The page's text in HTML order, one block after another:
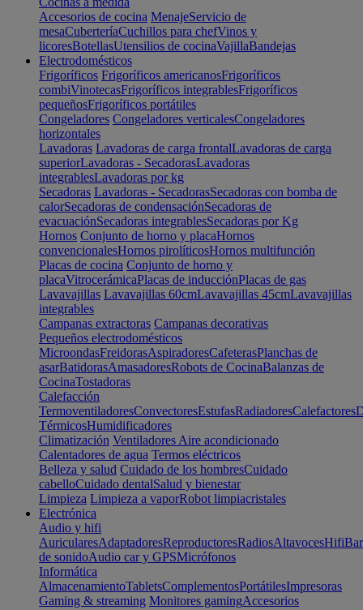
Accesorios de cocina MenajeServicio de
mesaCuberteríaCuchillos para chefVinos y
licoresBotellasUtensilios de cocinaVajillaBandejas
Electrodomésticos
Frigoríficos Frigoríficos americanosFrigoríficos
combiVinotecasFrigoríficos integrablesFrigoríficos
pequeñosFrigoríficos portátiles
Congeladores Congeladores verticalesCongeladores
horizontales
Lavadoras Lavadoras de carga frontalLavadoras de carga
superiorLavadoras - SecadorasLavadoras
integrablesLavadoras por kg
Secadoras Lavadoras - SecadorasSecadoras con bomba de
calorSecadoras de condensaciónSecadoras de
evacuaciónSecadoras integrablesSecadoras por Kg
Hornos Conjunto de horno y placaHornos
convencionalesHornos pirolíticosHornos multifunción
Placas de cocina Conjunto de horno y
placaVitrocerámicaPlacas de inducciónPlacas de gas
Lavavajillas Lavavajillas 60cmLavavajillas 45cmLavavajillas
integrables
Campanas extractoras Campanas decorativas
Pequeños electrodomésticos
MicroondasFreidorasAspiradoresCafeterasPlanchas de
asarBatidorasAmasadoresRobots de CocinaBalanzas de
CocinaTostadoras
Calefacción
TermoventiladoresConvectoresEstufasRadiadoresCalefactores
TérmicosHumidificadores
Climatización Ventiladores Aire acondicionado
Calentadores de agua Termos eléctricos
Belleza y salud Cuidado de los hombresCuidado
cabelloCuidado dentalSalud y bienestar
Limpieza Limpieza a vaporRobot limpiacristales
Electrónica
Audio y hifi
AuricularesAdaptadoresReproductoresRadiosAltavocesHifi
de sonidoAudio car y GPSMicrófonos
Informática
AlmacenamientoTabletsComplementosPortátilesImpresoras
Gaming & streaming Monitores gamingAccesorios